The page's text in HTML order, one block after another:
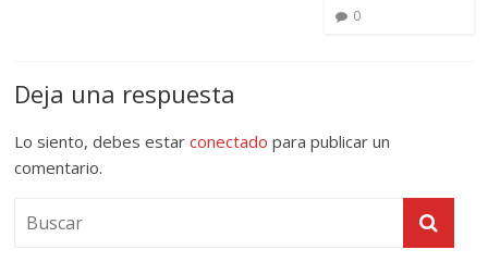
0
Deja una respuesta
Lo siento, debes estarconectado para publicar un
comentario.